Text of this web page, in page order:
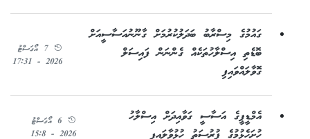
ގައުމުގެ މިސްރާބު ބަދަލުކުރުމަށް ގާނޫނުއަސާސީއަށް
ބޮޑެތި އިސްލާހުތަކެއް ގެންނަން ފައިސަލް
ގޮވާލައްވައިފި
7 އޯގަސްޓު
2026 - 17:31
އެމްޑީޕީގެ އަސާސީ ގަވާއިދަށް އިސްލާހު
ހުށަހެޅުމުގެ ފުރުސަތު ހުޅުވާލައިފި
6 އޯގަސްޓު
2026 - 15:8